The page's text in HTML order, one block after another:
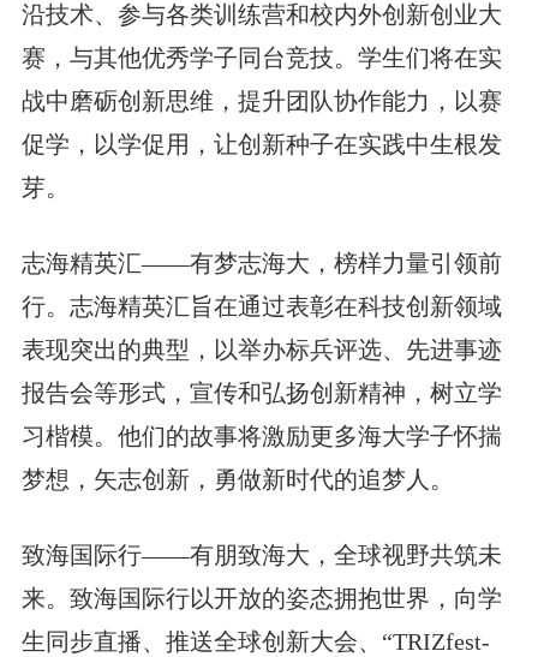
沿技术、参与各类训练营和校内外创新创业大
赛，与其他优秀学子同台竞技。学生们将在实
战中磨砺创新思维，提升团队协作能力，以赛
促学，以学促用，让创新种子在实践中生根发
芽。
志海精英汇——有梦志海大，榜样力量引领前
行。志海精英汇旨在通过表彰在科技创新领域
表现突出的典型，以举办标兵评选、先进事迹
报告会等形式，宣传和弘扬创新精神，树立学
习楷模。他们的故事将激励更多海大学子怀揣
梦想，矢志创新，勇做新时代的追梦人。
致海国际行——有朋致海大，全球视野共筑未
来。致海国际行以开放的姿态拥抱世界，向学
生同步直播、推送全球创新大会、“TRIZfest-